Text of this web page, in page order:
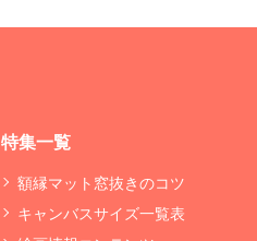
特集一覧
額縁マット窓抜きのコツ
キャンバスサイズ一覧表